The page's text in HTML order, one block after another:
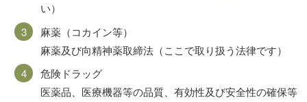
い）
麻薬（コカイン等）
麻薬及び向精神薬取締法（ここで取り扱う法律です）
危険ドラッグ
医薬品、医療機器等の品質、有効性及び安全性の確保等